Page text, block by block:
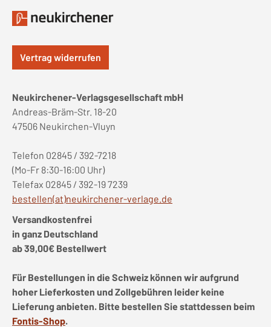
Vertrag widerrufen
Neukirchener-Verlagsgesellschaft mbH
Andreas-Bräm-Str. 18-20
47506 Neukirchen-Vluyn
Telefon 02845 / 392-7218
(Mo-Fr 8:30-16:00 Uhr)
Telefax 02845 / 392-19 7239
bestellen(at)neukirchener-verlage.de
Versandkostenfrei
in ganz Deutschland
ab 39,00€ Bestellwert
Für Bestellungen in die Schweiz können wir aufgrund
hoher Lieferkosten und Zollgebühren leider keine
Lieferung anbieten. Bitte bestellen Sie stattdessen beim
Fontis-Shop.